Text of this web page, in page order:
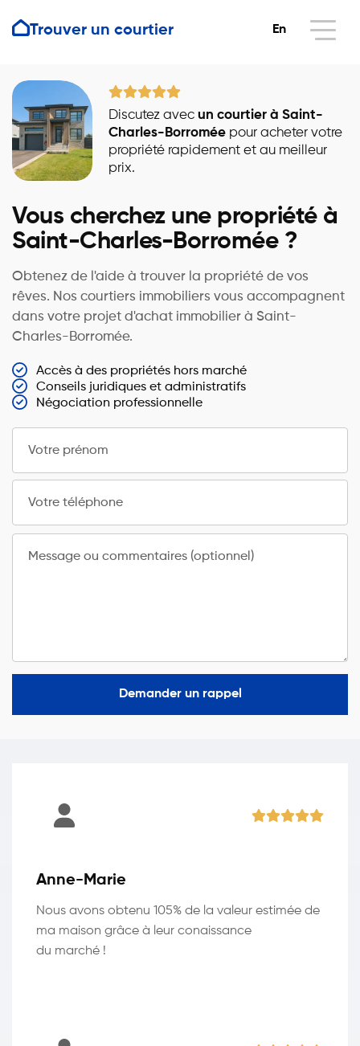
Trouver un courtier En
Discutez avec un courtier à Saint-
Charles-Borromée pour acheter votre
propriété rapidement et au meilleur
prix.
Vous cherchez une propriété à
Saint-Charles-Borromée ?
Obtenez de l'aide à trouver la propriété de vos
rêves. Nos courtiers immobiliers vous accompagnent
dans votre projet d'achat immobilier à Saint-
Charles-Borromée.
Accès à des propriétés hors marché
Conseils juridiques et administratifs
Négociation professionnelle
Votre prénom
Votre téléphone
Message ou commentaires (optionnel)
Demander un rappel
Anne-Marie
Nous avons obtenu 105% de la valeur estimée de
ma maison grâce à leur conaissance
du marché !